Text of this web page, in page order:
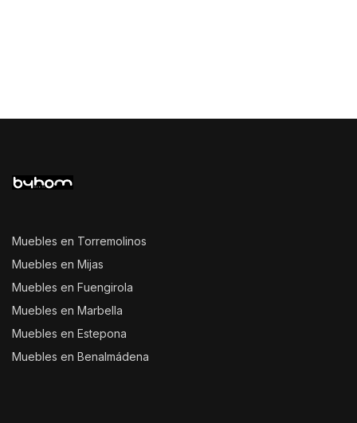
Muebles en Torremolinos
Muebles en Mijas
Muebles en Fuengirola
Muebles en Marbella
Muebles en Estepona
Muebles en Benalmádena